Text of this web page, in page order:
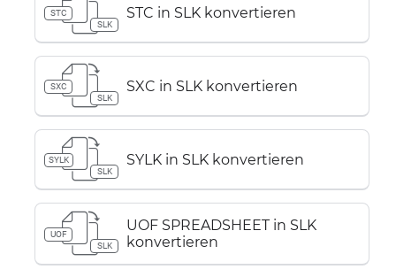
STC
SLK
STC in SLK konvertieren
SXC
SLK
SXC in SLK konvertieren
SYLK
SLK
SYLK in SLK konvertieren
UOF
SLK
UOF SPREADSHEET in SLK
konvertieren